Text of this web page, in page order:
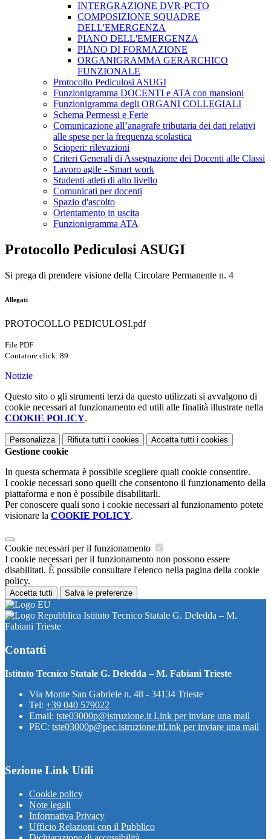
INTERGRAZIONE DVR-PCTO
COMPOSIZIONE SQUADRE
DELL'EMERGENZA
PIANO DELL'EMERGENZA
PIANO DI FORMAZIONE
ORGANIGRAMMA GERARCHICO
FUNZIONALE
Protocollo Pediculosi ASUGI
Funzionigramma DOCENTI e ATA con mansioni
Funzionigramma degli ORGANI COLLEGIALI
Schema Permessi e Ferie
Comunicazione all’anagrafe tributaria dei dati relativi
alle spese per la frequenza scolastica
Scioperi: rilevazioni
Criteri Generali di Assegnazione dei Docenti alle Classi
Lavoro agile - Smart work
Studenti atleti di alto livello
Comunicati per docenti
Spazio d'ascolto
Orientamento in uscita
Funzionigramma ATA
Protocollo Pediculosi ASUGI
Si prega di prendere visione della Circolare Permanente n. 4
Allegati
PROTOCOLLO PEDICULOSI.pdf
File PDF
Contatore click: 89
Notizie
Questo sito o gli strumenti terzi da questo utilizzati si avvalgono di
cookie necessari al funzionamento ed utili alle finalità illustrate nella
COOKIE POLICY.
Personalizza Rifiuta tutti i cookies Accetta tutti i cookies
Gestione cookie
In questa schermata è possibile scegliere quali cookie consentire.
I cookie necessari sono quelli che consentono il funzionamento della
piattaforma e non è possibile disabilitarli.
Per conoscere quali sono i cookie necessari al funzionamento potete
visionare la COOKIE POLICY.
Cookie necessari per il funzionamento
I cookie necessari per il funzionamento non possono essere
disabilitati. È possibile consultare l'elenco nella pagina della cookie
policy.
Accetta tutti Salva le preferenze
Istituto Tecnico Statale G. Deledda – M.
Fabiani Trieste
Contatti
Istituto Tecnico Statale G. Deledda – M. Fabiani Trieste
Via Monte San Gabriele n. 48 - 34134 Trieste
Tel: +39 040 579022
Email: tste03000p@istruzione.it Link per inviare una mail
PEC: tste03000p@pec.istruzione.itLink per inviare una mail
Sezione Link Utili
Cookie policy
Note legali
Informativa Privacy
Ufficio Relazioni con il Pubblico